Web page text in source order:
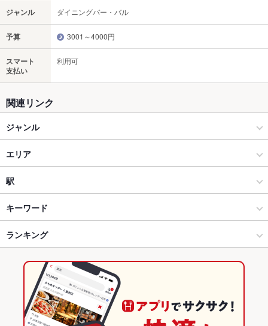
ジャンル ダイニングバー・バル
予算 3001～4000円
スマート
支払い
利用可
関連リンク
ジャンル
ダイニングバー・バル
和風・創作
静岡駅周辺・葵区・駿河区 × ダイニングバー・バル
静岡駅周辺・葵区・駿河区 × 和風・創作
静岡駅 × ダイニングバー・バル
静岡駅 × 和風・創作
居酒屋
エリア
静岡駅周辺・駅南
静岡駅周辺・駅南 × ダイニングバー・バル
静岡駅周辺・駅南 × 和風・創作
静岡駅周辺・駅南 × 居酒屋
静岡駅周辺・駅南 × 洋・和洋・各国料理・その他
駅
静岡駅
新静岡駅
東静岡駅
キーワード
からあげ
マルゲリータ 炭火焼 牛タン
ランキング
静岡のグルメランキング
静岡のダイニングバー・バルランキング
静岡駅周辺・葵区・駿河区のグルメランキング